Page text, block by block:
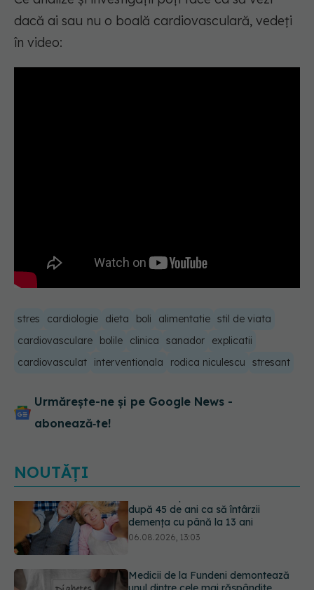
dacă ai sau nu o boală cardiovasculară, vedeți
în video:
stres cardiologie dieta boli alimentatie stil de viata
cardiovasculare
bolile clinica sanador
explicatii
cardiovasculat
interventionala rodica niculescu stresant
Urmărește-ne și pe Google News -
abonează‑te!
NOUTĂȚI
Medicii de la Fundeni demontează
unul dintre cele mai răspândite